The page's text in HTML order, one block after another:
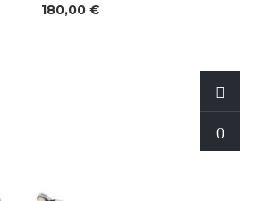
180,00 €